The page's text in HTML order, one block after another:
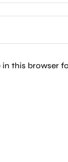
this browser